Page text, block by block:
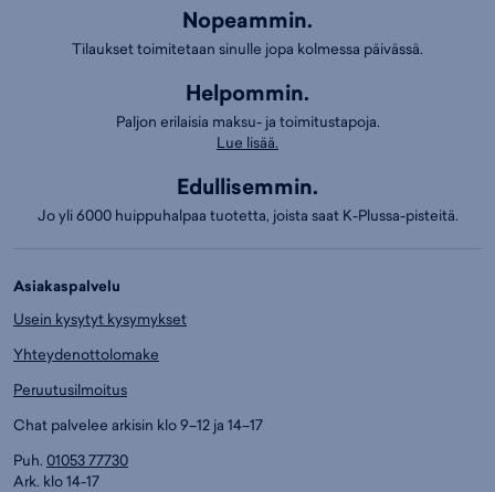
Nopeammin.
Tilaukset toimitetaan sinulle jopa kolmessa päivässä.
Helpommin.
Paljon erilaisia maksu- ja toimitustapoja.
Lue lisää.
Edullisemmin.
Jo yli 6000 huippuhalpaa tuotetta, joista saat K-Plussa-pisteitä.
Asiakaspalvelu
Usein kysytyt kysymykset
Yhteydenottolomake
Peruutusilmoitus
Chat palvelee arkisin klo 9–12 ja 14–17
Puh. 01053 77730
Ark. klo 14-17